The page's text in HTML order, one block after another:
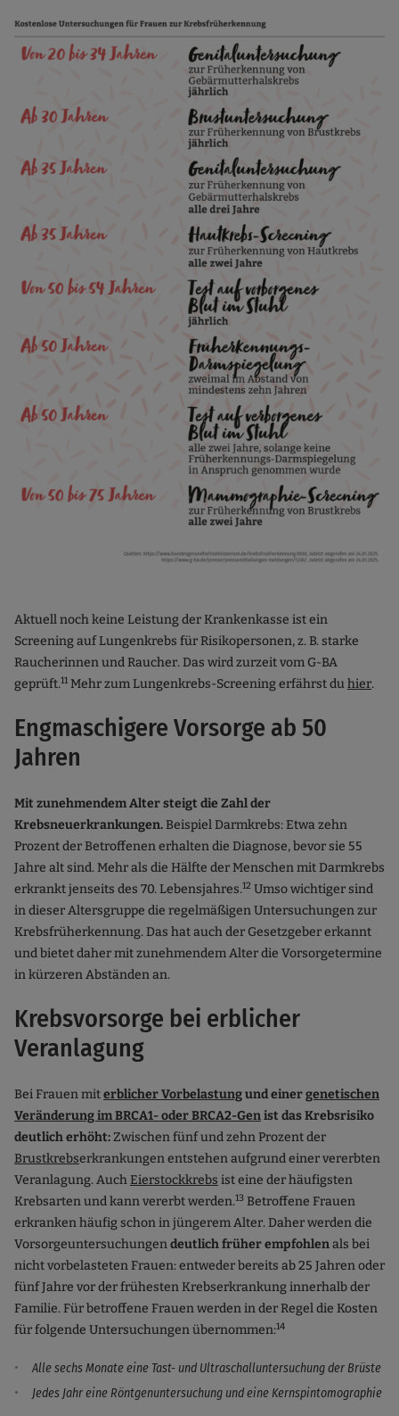
Aktuell noch keine Leistung der Krankenkasse ist ein
Screening auf Lungenkrebs für Risikopersonen, z. B. starke
Raucherinnen und Raucher. Das wird zurzeit vom G-BA
geprüft.11 Mehr zum Lungenkrebs-Screening erfährst duhier.
Engmaschigere Vorsorge ab 50
Jahren
Mit zunehmendem Alter steigt die Zahl der
Krebsneuerkrankungen.Beispiel Darmkrebs: Etwa zehn
Prozent der Betroffenen erhalten die Diagnose, bevor sie 55
Jahre alt sind. Mehr als die Hälfte der Menschen mit Darmkrebs
erkrankt jenseits des 70. Lebensjahres.12 Umso wichtiger sind
in dieser Altersgruppe die regelmäßigen Untersuchungen zur
Krebsfrüherkennung. Das hat auch der Gesetzgeber erkannt
und bietet daher mit zunehmendem Alter die Vorsorgetermine
in kürzeren Abständen an.
Krebsvorsorge bei erblicher
Veranlagung
Bei Frauen miterblicher Vorbelastungund einergenetischen
Veränderung im BRCA1- oder BRCA2-Genist das Krebsrisiko
deutlich erhöht:Zwischen fünf und zehn Prozent der
Brustkrebserkrankungen entstehen aufgrund einer vererbten
Veranlagung. AuchEierstockkrebs ist eine der häufigsten
Krebsarten und kann vererbt werden.13 Betroffene Frauen
erkranken häufig schon in jüngerem Alter. Daher werden die
Vorsorgeuntersuchungendeutlich früher empfohlenals bei
nicht vorbelasteten Frauen: entweder bereits ab 25 Jahren oder
fünf Jahre vor der frühesten Krebserkrankung innerhalb der
Familie. Für betroffene Frauen werden in der Regel die Kosten
für folgende Untersuchungen übernommen:14
Alle sechs Monate eine Tast- und Ultraschalluntersuchung der Brüste
Jedes Jahr eine Röntgenuntersuchung und eine Kernspintomographie